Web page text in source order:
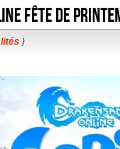
Fête de
)